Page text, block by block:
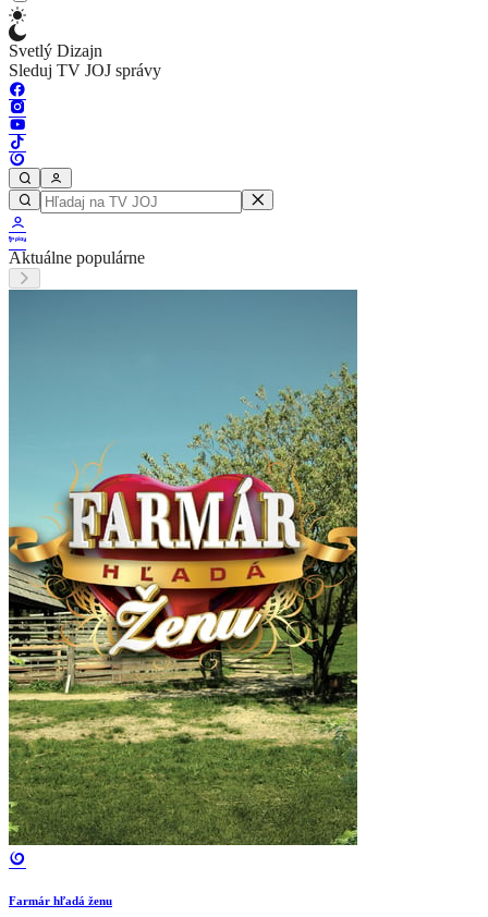
Svetlý Dizajn
Sleduj TV JOJ správy
Aktuálne populárne
Farmár hľadá ženu